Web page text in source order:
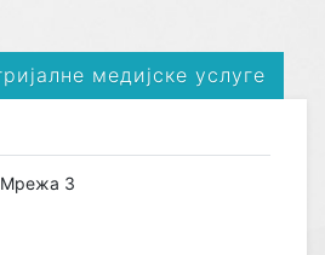
медијске услуге
Мрежа 3